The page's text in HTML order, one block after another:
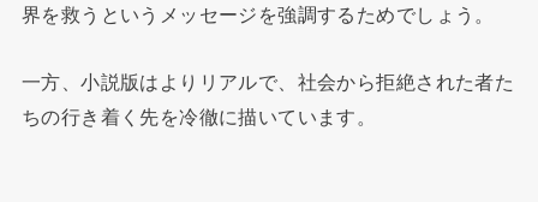
界を救うというメッセージを強調するためでしょう。
一方、小説版はよりリアルで、社会から拒絶された者た
ちの行き着く先を冷徹に描いています。